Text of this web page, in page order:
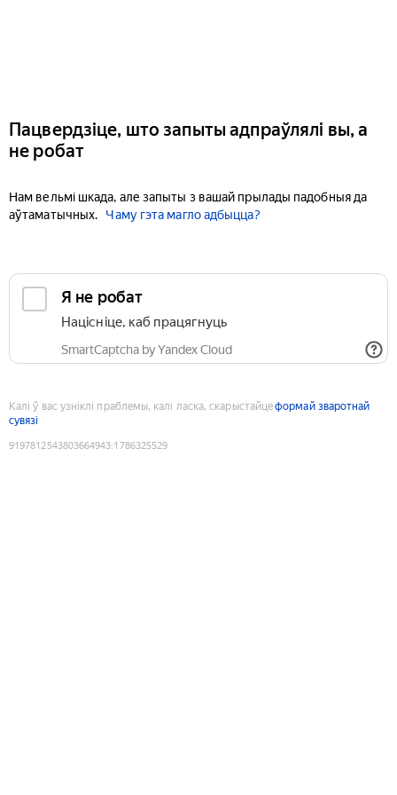
Пацвердзіце, што запыты адпраўлялі вы, а
не робат
Нам вельмі шкада, але запыты з вашай прылады падобныя да
аўтаматычных.
Чаму гэта магло адбыцца?
Я не робат
Націсніце, каб працягнуць
SmartCaptcha by Yandex Cloud
Калі ў вас узніклі праблемы, калі ласка, скарыстайцеформай зваротнай
сувязі
9197812543803664943:1786325529